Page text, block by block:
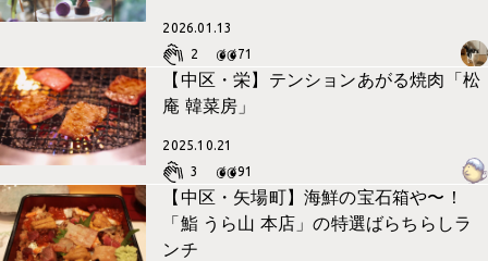
メディア運用
2026.01.13
2
71
【中区・栄】テンションあがる焼肉「松
庵 韓菜房」
2025.10.21
3
91
【中区・矢場町】海鮮の宝石箱や〜！
「鮨 うら山 本店」の特選ばらちらしラ
ンチ